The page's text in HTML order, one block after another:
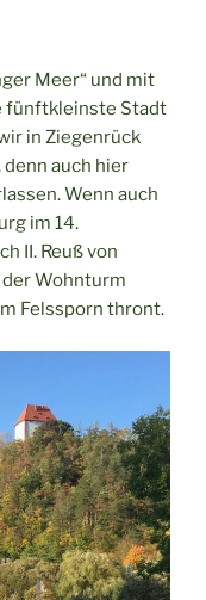
Meer“ und mit
fünftkleinste Stadt
in Ziegenrück
auch hier
Wenn auch
im 14.
II. Reuß von
der Wohnturm
Felssporn thront.